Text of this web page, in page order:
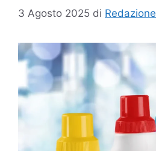
3 Agosto 2025 di Redazione